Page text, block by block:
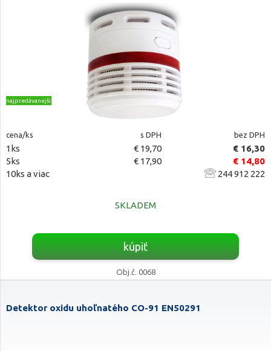
najpredávanejšie
cena/ks s DPH bez DPH
1ks € 19,70
€ 16,30
5ks
€ 17,90
€ 14,80
10ks a viac
244 912 222
SKLADEM
kúpiť
Obj.č. 0068
Detektor oxidu uhoľnatého CO-91 EN50291